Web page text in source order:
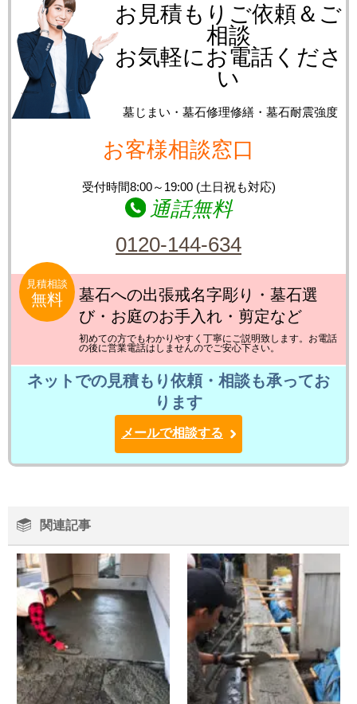
お見積もりご依頼＆ご
相談
お気軽にお電話くださ
い
墓じまい・墓石修理修繕・墓石耐震強度
お客様相談窓口
受付時間8:00～19:00 (土日祝も対応)
通話無料
0120-144-634
見積相談
無料
墓石への出張戒名字彫り・墓石選
び・お庭のお手入れ・剪定など
初めての方でもわかりやすく丁寧にご説明致します。お電話
の後に営業電話はしませんのでご安心下さい。
ネットでの見積もり依頼・相談も承ってお
ります
メールで相談する
関連記事